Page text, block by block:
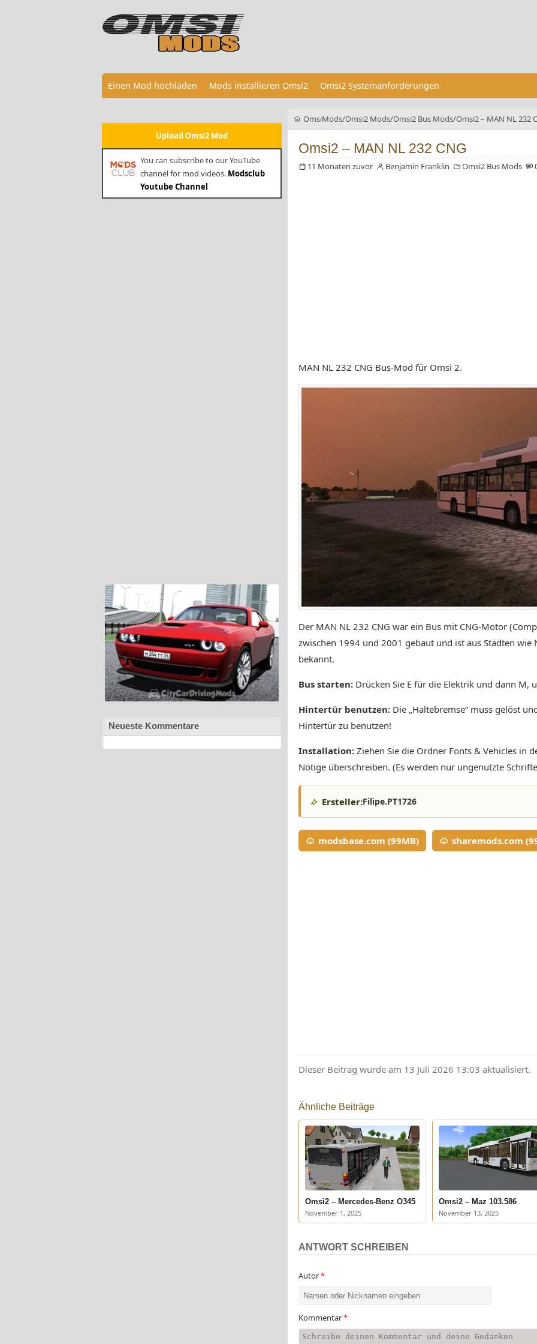
Einen Mod hochladen Mods installieren Omsi2 Omsi2 Systemanforderungen
Upload Omsi2 Mod
You can subscribe to our YouTube
channel for mod videos. Modsclub
Youtube Channel
Neueste Kommentare
OmsiMods Omsi2 Mods Omsi2 Bus Mods Omsi2 – MAN NL 232
Omsi2 – MAN NL 232 CNG
11 Monaten zuvor Benjamin Franklin Omsi2 Bus Mods
MAN NL 232 CNG Bus-Mod für Omsi 2.
Der MAN NL 232 CNG war ein Bus mit CNG-Motor
zwischen 1994 und 2001 gebaut und ist aus Städten wie
bekannt.
Bus starten: Drücken Sie E für die Elektrik und dann M,
Hintertür benutzen: Die „Haltebremse“ muss gelöst
Hintertür zu benutzen!
Installation: Ziehen Sie die Ordner Fonts & Vehicles in
Nötige überschreiben. (Es werden nur ungenutzte
Ersteller:Filipe.PT1726
modsbase.com (99MB) sharemods.com
Dieser Beitrag wurde am 13 Juli 2026 13:03 aktualisiert.
Ähnliche Beiträge
Omsi2 – Mercedes-Benz O345
November 1, 2025
Omsi2 – Maz 103.586
November 13, 2025
ANTWORT SCHREIBEN
Autor*
Kommentar*